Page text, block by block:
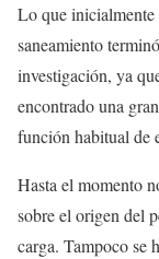
Lo que inicialmente
saneamiento
investigación, ya
encontrado una
función habitual de
Hasta el momento
sobre el origen del
carga. Tampoco se